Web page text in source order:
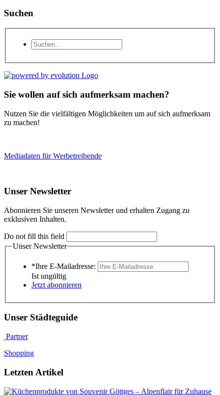
Suchen
Sie wollen auf sich aufmerksam machen?
Nutzen Sie die vielfältigen Möglichkeiten um auf sich aufmerksam
zu machen!
Mediadaten für Werbetreibende
Unser Newsletter
Abonnieren Sie unseren Newsletter und erhalten Zugang zu
exklusiven Inhalten.
Do not fill this field
Unser Newsletter
*Ihre E-Mailadresse:
Ist ungültig
Jetzt abonnieren
Unser Städteguide
Partner
Shopping
Letzten Artikel